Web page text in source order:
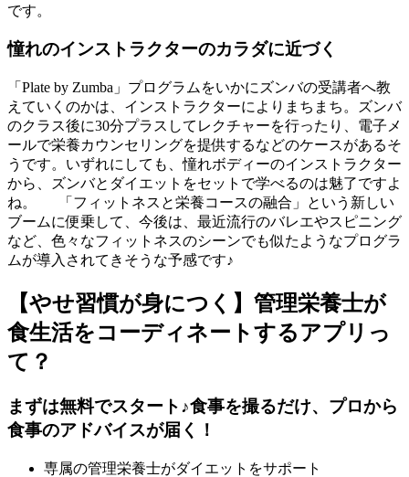
です。
憧れのインストラクターのカラダに近づく
「Plate by Zumba」プログラムをいかにズンバの受講者へ教
えていくのかは、インストラクターによりまちまち。ズンバ
のクラス後に30分プラスしてレクチャーを行ったり、電子メ
ールで栄養カウンセリングを提供するなどのケースがあるそ
うです。いずれにしても、憧れボディーのインストラクター
から、ズンバとダイエットをセットで学べるのは魅了ですよ
ね。 「フィットネスと栄養コースの融合」という新しい
ブームに便乗して、今後は、最近流行のバレエやスピニング
など、色々なフィットネスのシーンでも似たようなプログラ
ムが導入されてきそうな予感です♪
【やせ習慣が身につく】管理栄養士が
食生活をコーディネートするアプリっ
て？
まずは無料でスタート♪食事を撮るだけ、プロから
食事のアドバイスが届く！
専属の管理栄養士がダイエットをサポート